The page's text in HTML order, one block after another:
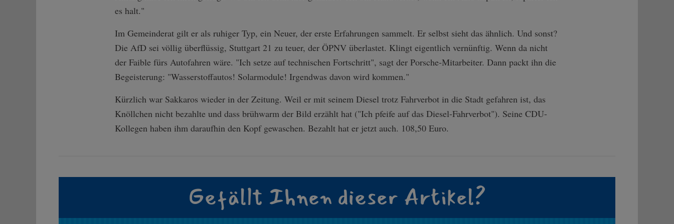
es halt."
Im Gemeinderat gilt er als ruhiger Typ, ein Neuer, der erste Erfahrungen sammelt. Er selbst sieht das ähnlich. Und sonst?
Die AfD sei völlig überflüssig, Stuttgart 21 zu teuer, der ÖPNV überlastet. Klingt eigentlich vernünftig. Wenn da nicht
der Faible fürs Autofahren wäre. "Ich setze auf technischen Fortschritt", sagt der Porsche-Mitarbeiter. Dann packt ihn die
Begeisterung: "Wasserstoffautos! Solarmodule! Irgendwas davon wird kommen."
Kürzlich war Sakkaros wieder in der Zeitung. Weil er mit seinem Diesel trotz Fahrverbot in die Stadt gefahren ist, das
Knöllchen nicht bezahlte und dass brühwarm der Bild erzählt hat ("Ich pfeife auf das Diesel-Fahrverbot"). Seine CDU-
Kollegen haben ihm daraufhin den Kopf gewaschen. Bezahlt hat er jetzt auch. 108,50 Euro.
Gefällt Ihnen dieser Artikel?